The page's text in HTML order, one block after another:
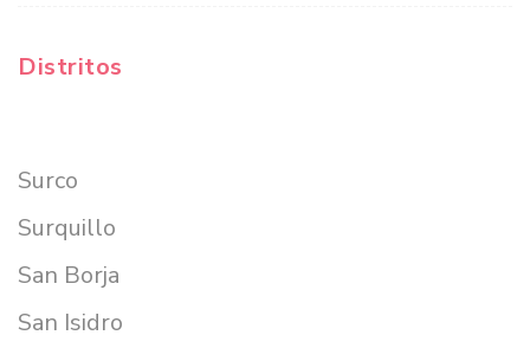
Distritos
Surco
Surquillo
San Borja
San Isidro